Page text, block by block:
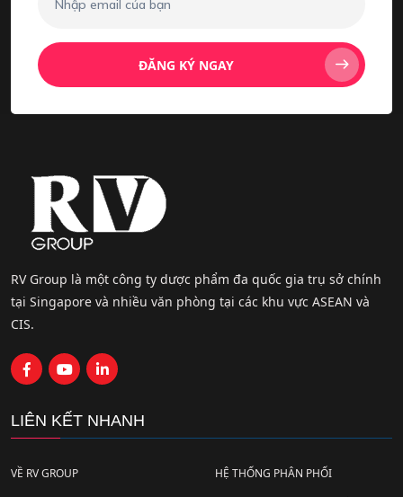
ĐĂNG KÝ NGAY
RV Group là một công ty dược phẩm đa quốc gia trụ sở chính
tại Singapore và nhiều văn phòng tại các khu vực ASEAN và
CIS.
LIÊN KẾT NHANH
VỀ RV GROUP HỆ THỐNG PHÂN PHỐI